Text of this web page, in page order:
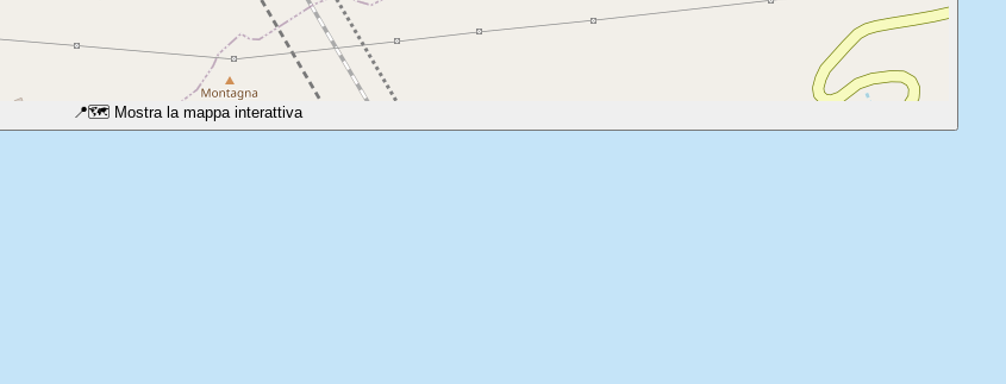
📍🗺️ Mostra la mappa interattiva